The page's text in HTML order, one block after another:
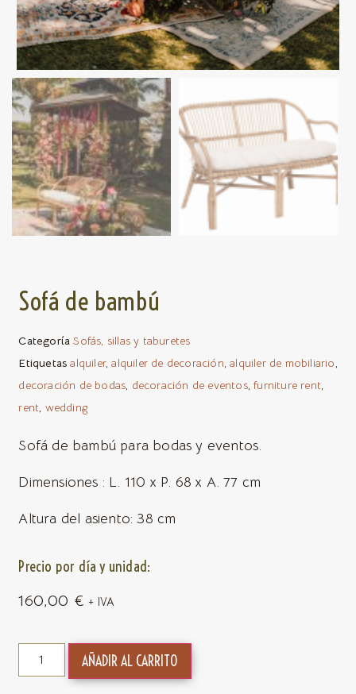
Sofá de bambú
Categoría Sofás, sillas y taburetes
Etiquetas alquiler,alquiler de decoración,alquiler de mobiliario,
decoración de bodas, decoración de eventos,furniture rent,
rent, wedding
Sofá de bambú para bodas y eventos.
Dimensiones : L. 110 x P. 68 x A. 77 cm
Altura del asiento: 38 cm
Precio por día y unidad:
160,00 € + IVA
AÑADIR AL CARRITO